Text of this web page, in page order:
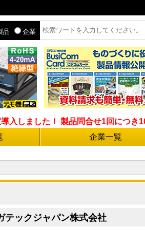
品 企業
入しました！ 製品問合せ1回につ
企業一覧
テックジャパン株式会社